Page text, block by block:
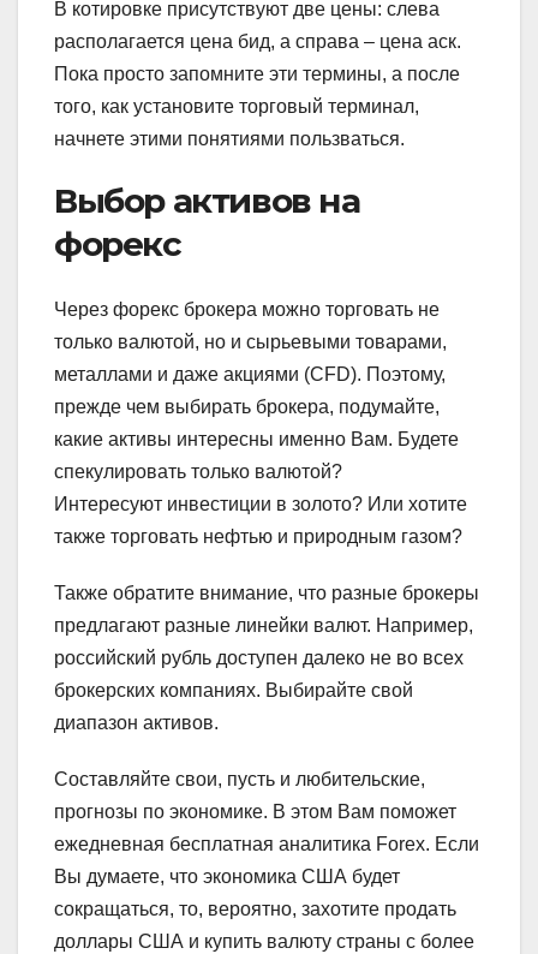
В котировке присутствуют две цены: слева
располагается цена бид, а справа – цена аск.
Пока просто запомните эти термины, а после
того, как установите торговый терминал,
начнете этими понятиями пользваться.
Выбор активов на
форекс
Через форекс брокера можно торговать не
только валютой, но и сырьевыми товарами,
металлами и даже акциями (CFD). Поэтому,
прежде чем выбирать брокера, подумайте,
какие активы интересны именно Вам. Будете
спекулировать только валютой?
Интересуют инвестиции в золото? Или хотите
также торговать нефтью и природным газом?
Также обратите внимание, что разные брокеры
предлагают разные линейки валют. Например,
российский рубль доступен далеко не во всех
брокерских компаниях. Выбирайте свой
диапазон активов.
Составляйте свои, пусть и любительские,
прогнозы по экономике. В этом Вам поможет
ежедневная бесплатная аналитика Forex. Если
Вы думаете, что экономика США будет
сокращаться, то, вероятно, захотите продать
доллары США и купить валюту страны с более